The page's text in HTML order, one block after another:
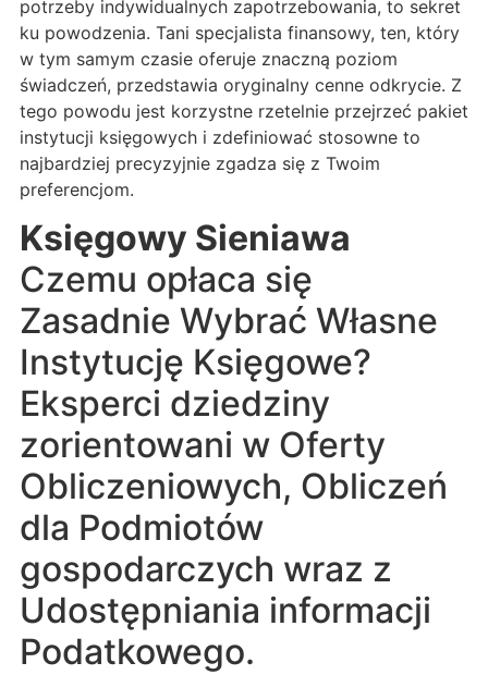
potrzeby indywidualnych zapotrzebowania, to sekret
ku powodzenia. Tani specjalista finansowy, ten, który
w tym samym czasie oferuje znaczną poziom
świadczeń, przedstawia oryginalny cenne odkrycie. Z
tego powodu jest korzystne rzetelnie przejrzeć pakiet
instytucji księgowych i zdefiniować stosowne to
najbardziej precyzyjnie zgadza się z Twoim
preferencjom.
Księgowy Sieniawa
Czemu opłaca się
Zasadnie Wybrać Własne
Instytucję Księgowe?
Eksperci dziedziny
zorientowani w Oferty
Obliczeniowych, Obliczeń
dla Podmiotów
gospodarczych wraz z
Udostępniania informacji
Podatkowego.